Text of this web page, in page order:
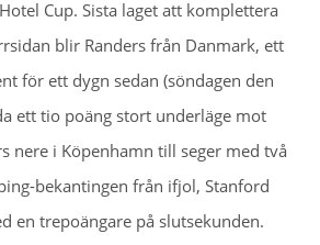
Cup. Sista laget att komplettera
blir Randers från Danmark, ett
för ett dygn sedan (söndagen den
ett tio poäng stort underläge mot
nere i Köpenhamn till seger med två
bekantingen från ifjol, Stanford
en trepoängare på slutsekunden.